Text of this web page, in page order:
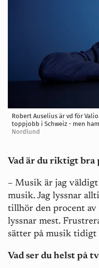
Robert Auselius är vd för
toppjobb i Schweiz - men
Nordlund
Vad är du riktigt bra
– Musik är jag
musik. Jag lyssnar
tillhör den procent av
lyssnar mest.
sätter på musik tidigt
Vad ser du helst på